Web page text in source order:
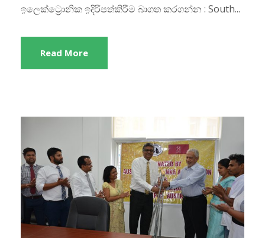
ඉලෙක්ට්‍රොනික ඉදිරිපත්කිරීම බාගත කරගන්න : South...
Read More